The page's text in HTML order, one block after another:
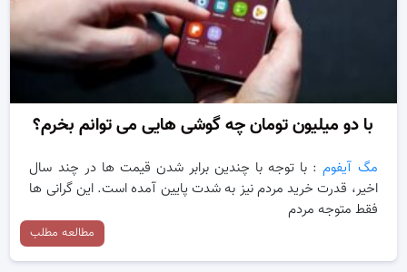
با دو میلیون تومان چه گوشی هایی می توانم بخرم؟
مگ آیفوم: با توجه با چندین برابر شدن قیمت ها در چند سال
اخیر، قدرت خرید مردم نیز به شدت پایین آمده است. این گرانی ها
فقط متوجه مردم
مطالعه مطلب